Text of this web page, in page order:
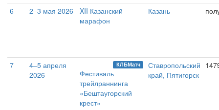
6 2–3 мая 2026
XII Казанский
марафон
Казань
7
4–5 апреля
2026
КЛБМатч
Фестиваль
трейлраннинга
«Бештаугорский
крест»
Ставропольский
край, Пятигорск